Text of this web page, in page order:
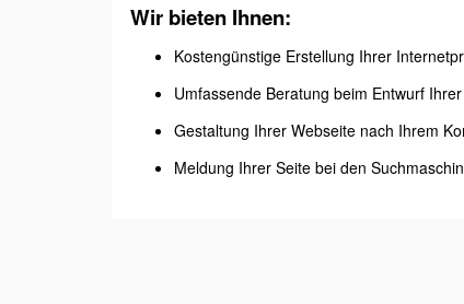
Wir bieten Ihnen:
Kostengünstige Erstellung Ihrer
Umfassende Beratung beim Entwurf
Gestaltung Ihrer Webseite nach Ihrem
Meldung Ihrer Seite bei den